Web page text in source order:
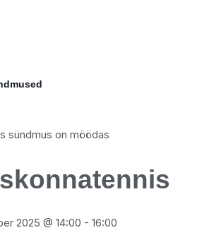
sündmus on möödas
2025 @ 14:00 - 16:00